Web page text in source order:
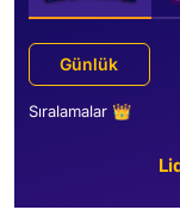
Günlük
Sıralamalar 👑